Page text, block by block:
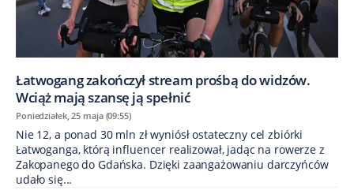
Łatwogang zakończył stream prośbą do widzów.
Wciąż mają szansę ją spełnić
Poniedziałek, 25 maja (09:55)
Nie 12, a ponad 30 mln zł wyniósł ostateczny cel zbiórki
Łatwoganga, którą influencer realizował, jadąc na rowerze z
Zakopanego do Gdańska. Dzięki zaangażowaniu darczyńców
udało się...